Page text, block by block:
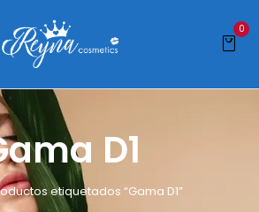
0
D1
etiquetados “Gama D1”